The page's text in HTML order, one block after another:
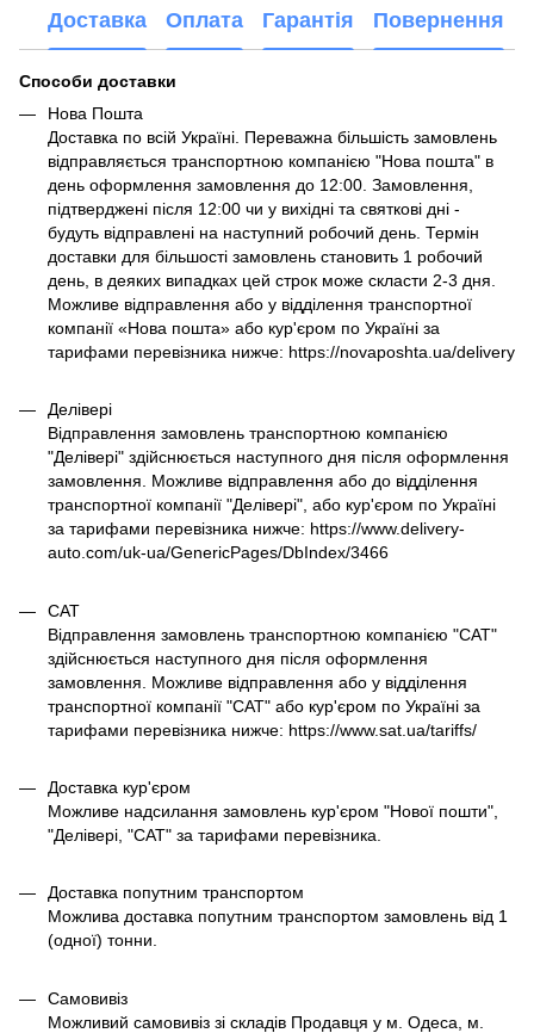
Доставка Оплата Гарантія Повернення
Способи доставки
Нова Пошта
Доставка по всій Україні. Переважна більшість замовлень
відправляється транспортною компанією "Нова пошта" в
день оформлення замовлення до 12:00. Замовлення,
підтверджені після 12:00 чи у вихідні та святкові дні -
будуть відправлені на наступний робочий день. Термін
доставки для більшості замовлень становить 1 робочий
день, в деяких випадках цей строк може скласти 2-3 дня.
Можливе відправлення або у відділення транспортної
компанії «Нова пошта» або кур'єром по Україні за
тарифами перевізника нижче: https://novaposhta.ua/delivery
Делівері
Відправлення замовлень транспортною компанією
"Делівері" здійснюється наступного дня після оформлення
замовлення. Можливе відправлення або до відділення
транспортної компанії "Делівері", або кур'єром по Україні
за тарифами перевізника нижче: https://www.delivery-
auto.com/uk-ua/GenericPages/DbIndex/3466
САТ
Відправлення замовлень транспортною компанією "САТ"
здійснюється наступного дня після оформлення
замовлення. Можливе відправлення або у відділення
транспортної компанії "САТ" або кур'єром по Україні за
тарифами перевізника нижче: https://www.sat.ua/tariffs/
Доставка кур'єром
Можливе надсилання замовлень кур'єром "Нової пошти",
"Делівері, "САТ" за тарифами перевізника.
Доставка попутним транспортом
Можлива доставка попутним транспортом замовлень від 1
(одної) тонни.
Самовивіз
Можливий самовивіз зі складів Продавця у м. Одеса, м.